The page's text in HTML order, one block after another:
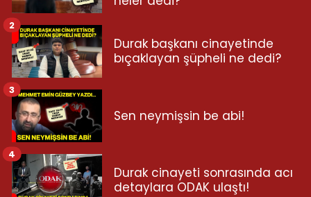
Durak başkanı cinayetinde
bıçaklayan şüpheli ne dedi?
2
Sen neymişsin be abi!
3
Durak cinayeti sonrasında acı
detaylara ODAK ulaştı!
4